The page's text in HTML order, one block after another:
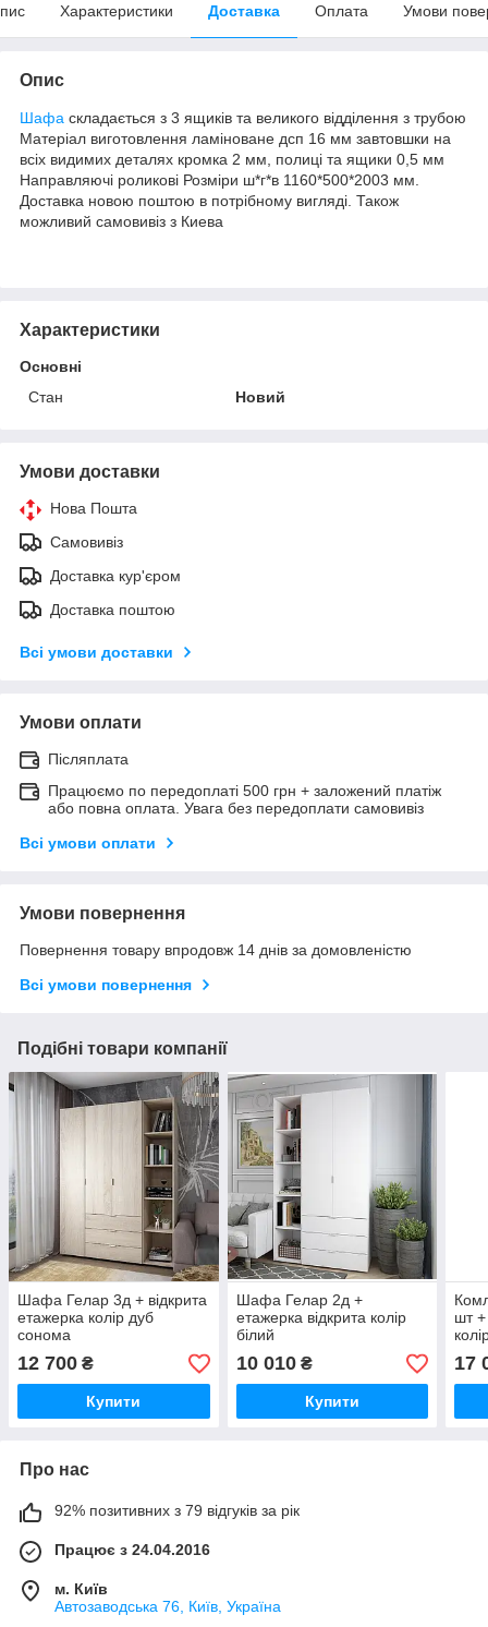
Характеристики Доставка Оплата Умови
Опис
Шафа складається з 3 ящиків та великого відділення з трубою
Матеріал виготовлення ламіноване дсп 16 мм завтовшки на
всіх видимих ​​деталях кромка 2 мм, полиці та ящики 0,5 мм
Направляючі роликові Розміри ш*г*в 1160*500*2003 мм.
Доставка новою поштою в потрібному вигляді. Також
можливий самовивіз з Киева
Характеристики
Основні
Стан
Новий
Умови доставки
Нова Пошта
Самовивіз
Доставка кур'єром
Доставка поштою
Всі умови доставки
Умови оплати
Післяплата
Працюємо по передоплаті 500 грн + заложений платіж
або повна оплата. Увага без передоплати самовивіз
Всі умови оплати
Умови повернення
Повернення товару впродовж 14 днів за домовленістю
Всі умови повернення
Подібні товари компанії
Шафа Гелар 3д + відкрита
етажерка колір дуб
сонома
12 700 ₴
Купити
Шафа Гелар 2д +
етажерка відкрита колір
білий
10 010₴
Купити
шт +
17
Про нас
92% позитивних з 79 відгуків за рік
Працює з 24.04.2016
м. Київ
Автозаводська 76, Київ, Україна